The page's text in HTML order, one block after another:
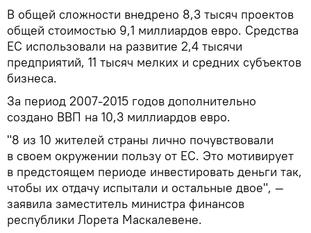
В общей сложности внедрено 8,3 тысяч проектов
общей стоимостью 9,1 миллиардов евро. Средства
ЕС использовали на развитие 2,4 тысячи
предприятий, 11 тысяч мелких и средних субъектов
бизнеса.
За период 2007-2015 годов дополнительно
создано ВВП на 10,3 миллиардов евро.
"8 из 10 жителей страны лично почувствовали
в своем окружении пользу от ЕС. Это мотивирует
в предстоящем периоде инвестировать деньги так,
чтобы их отдачу испытали и остальные двое", —
заявила заместитель министра финансов
республики Лорета Маскалевене.